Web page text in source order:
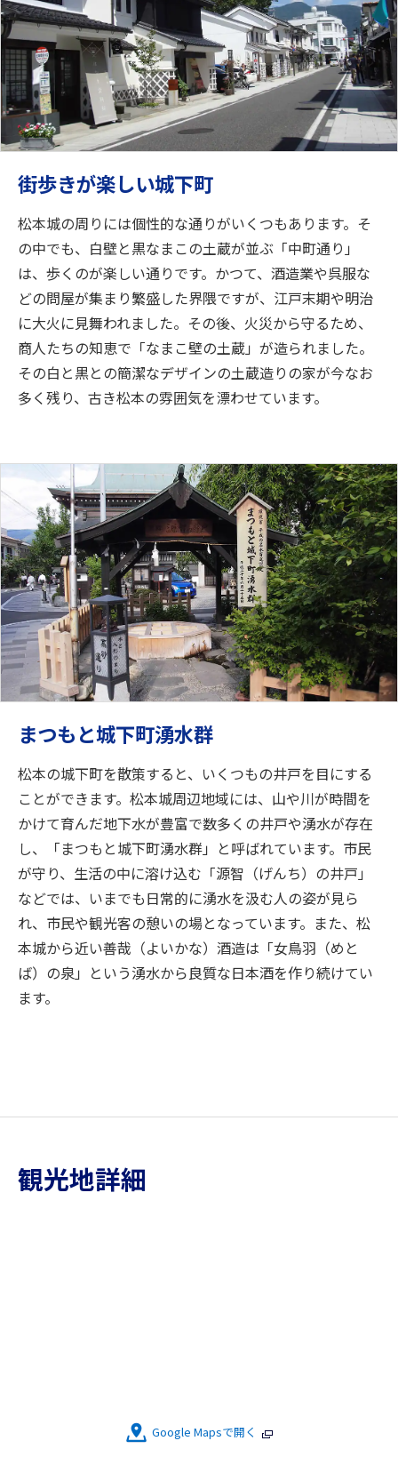
街歩きが楽しい城下町
松本城の周りには個性的な通りがいくつもあります。そ
の中でも、白壁と黒なまこの土蔵が並ぶ「中町通り」
は、歩くのが楽しい通りです。かつて、酒造業や呉服な
どの問屋が集まり繁盛した界隈ですが、江戸末期や明治
に大火に見舞われました。その後、火災から守るため、
商人たちの知恵で「なまこ壁の土蔵」が造られました。
その白と黒との簡潔なデザインの土蔵造りの家が今なお
多く残り、古き松本の雰囲気を漂わせています。
まつもと城下町湧水群
松本の城下町を散策すると、いくつもの井戸を目にする
ことができます。松本城周辺地域には、山や川が時間を
かけて育んだ地下水が豊富で数多くの井戸や湧水が存在
し、「まつもと城下町湧水群」と呼ばれています。市民
が守り、生活の中に溶け込む「源智（げんち）の井戸」
などでは、いまでも日常的に湧水を汲む人の姿が見ら
れ、市民や観光客の憩いの場となっています。また、松
本城から近い善哉（よいかな）酒造は「女鳥羽（めと
ば）の泉」という湧水から良質な日本酒を作り続けてい
ます。
観光地詳細
Google Mapsで開く